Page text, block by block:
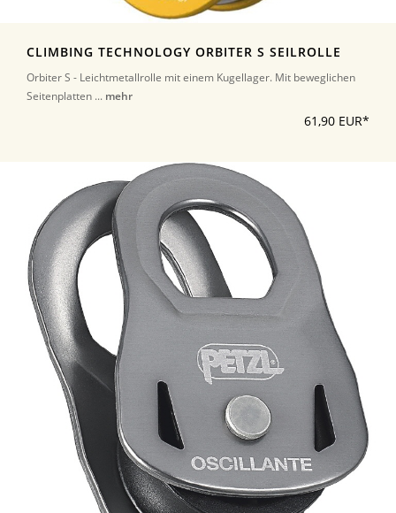
CLIMBING TECHNOLOGY ORBITER S SEILROLLE
Orbiter S - Leichtmetallrolle mit einem Kugellager. Mit beweglichen
Seitenplatten ... mehr
61,90 EUR*